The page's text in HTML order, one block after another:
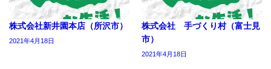
株式会社新井園本店（所沢市）
2021年4月18日
株式会社 手づくり村（富士見
市）
2021年4月18日